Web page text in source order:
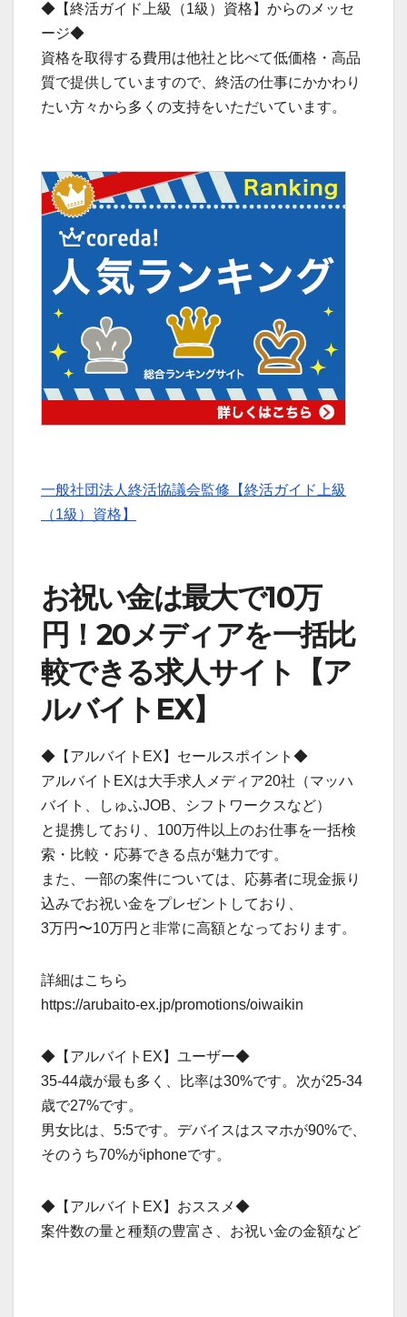
◆【終活ガイド上級（1級）資格】からのメッセ
ージ◆
資格を取得する費用は他社と比べて低価格・高品
質で提供していますので、終活の仕事にかかわり
たい方々から多くの支持をいただいています。
一般社団法人終活協議会監修【終活ガイド上級
（1級）資格】
お祝い金は最大で10万
円！20メディアを一括比
較できる求人サイト【ア
ルバイトEX】
◆【アルバイトEX】セールスポイント◆
アルバイトEXは大手求人メディア20社（マッハ
バイト、しゅふJOB、シフトワークスなど）
と提携しており、100万件以上のお仕事を一括検
索・比較・応募できる点が魅力です。
また、一部の案件については、応募者に現金振り
込みでお祝い金をプレゼントしており、
3万円〜10万円と非常に高額となっております。
詳細はこちら
https://arubaito-ex.jp/promotions/oiwaikin
◆【アルバイトEX】ユーザー◆
35-44歳が最も多く、比率は30%です。次が25-34
歳で27%です。
男女比は、5:5です。デバイスはスマホが90%で、
そのうち70%がiphoneです。
◆【アルバイトEX】おススメ◆
案件数の量と種類の豊富さ、お祝い金の金額など